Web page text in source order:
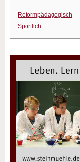
Reformpädagogisch
Sportlich